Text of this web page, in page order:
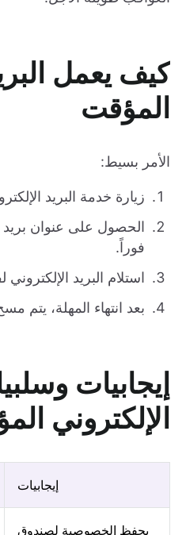
كيف يعمل
المؤقت
الأمر بسيط:
زيارة خدمة البريد
الحصول على عنوان
فوراً.
استلام البريد
بعد انتهاء المهلة، يتم
إيجابيات
الإلكتروني
إيجابيات
يحفظ الخصوصية لصندوق